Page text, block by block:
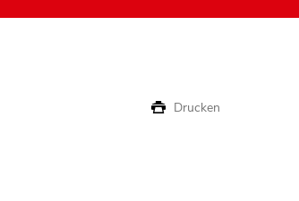
Drucken